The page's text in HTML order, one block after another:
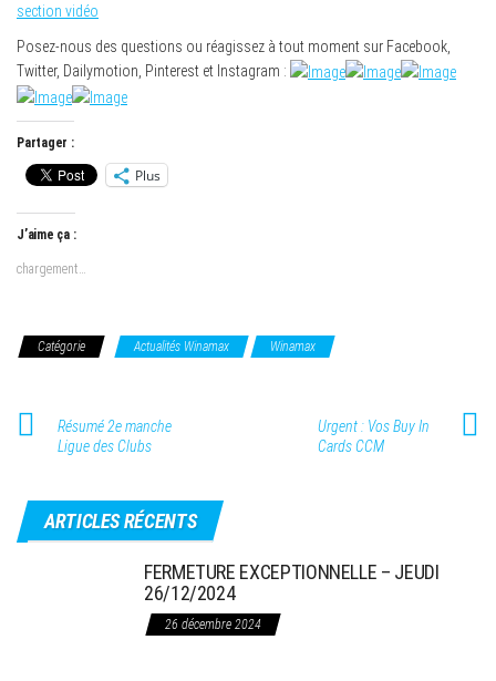
section vidéo
Posez-nous des questions ou réagissez à tout moment sur Facebook,
Twitter, Dailymotion, Pinterest et Instagram :
Partager :
Plus
J’aime ça :
chargement…
Catégorie Actualités Winamax Winamax
Résumé 2e manche
Ligue des Clubs
Urgent : Vos Buy In
Cards CCM
ARTICLES RÉCENTS
FERMETURE EXCEPTIONNELLE – JEUDI
26/12/2024
26 décembre 2024